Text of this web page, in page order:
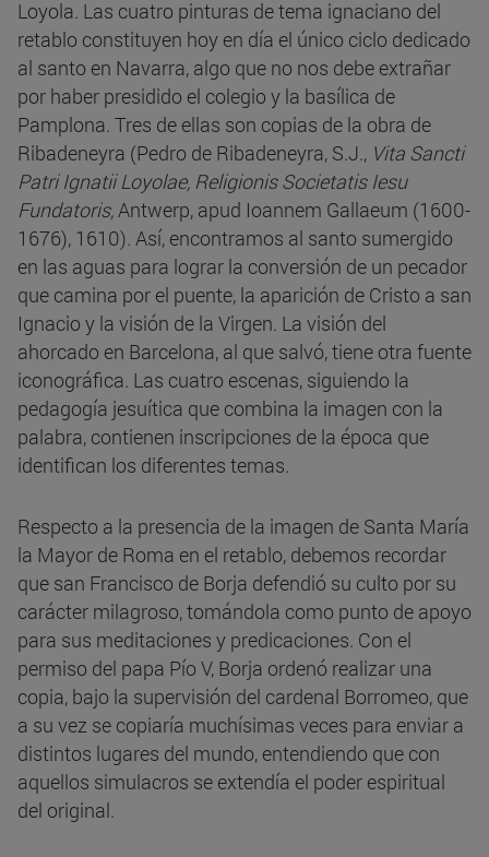
Loyola. Las cuatro pinturas de tema ignaciano del
retablo constituyen hoy en día el único ciclo dedicado
al santo en Navarra, algo que no nos debe extrañar
por haber presidido el colegio y la basílica de
Pamplona. Tres de ellas son copias de la obra de
Ribadeneyra (Pedro de Ribadeneyra, S.J., Vita Sancti
Patri Ignatii Loyolae, Religionis Societatis Iesu
Fundatoris,Antwerp, apud Ioannem Gallaeum (1600-
1676), 1610). Así, encontramos al santo sumergido
en las aguas para lograr la conversión de un pecador
que camina por el puente, la aparición de Cristo a san
Ignacio y la visión de la Virgen. La visión del
ahorcado en Barcelona, al que salvó, tiene otra fuente
iconográfica. Las cuatro escenas, siguiendo la
pedagogía jesuítica que combina la imagen con la
palabra, contienen inscripciones de la época que
identifican los diferentes temas.
Respecto a la presencia de la imagen de Santa María
la Mayor de Roma en el retablo, debemos recordar
que san Francisco de Borja defendió su culto por su
carácter milagroso, tomándola como punto de apoyo
para sus meditaciones y predicaciones. Con el
permiso del papa Pío V, Borja ordenó realizar una
copia, bajo la supervisión del cardenal Borromeo, que
a su vez se copiaría muchísimas veces para enviar a
distintos lugares del mundo, entendiendo que con
aquellos simulacros se extendía el poder espiritual
del original.